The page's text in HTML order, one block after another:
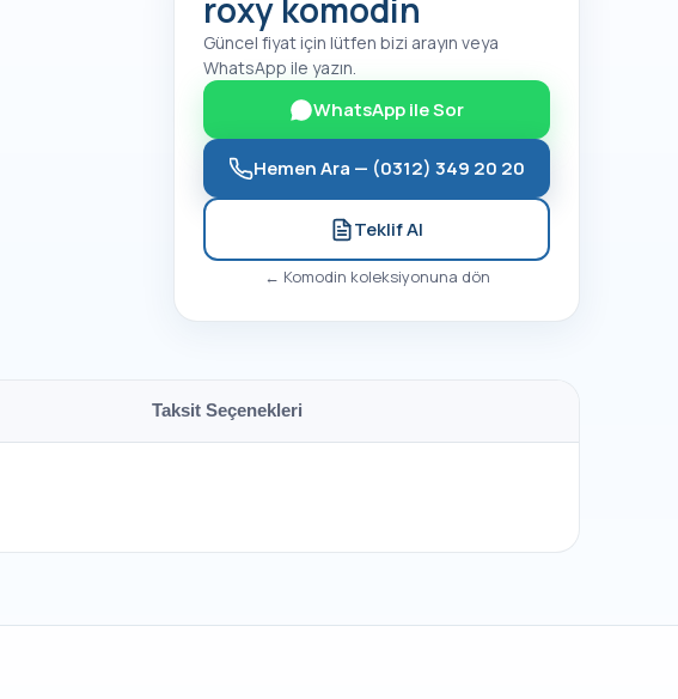
roxy komodin
Güncel fiyat için lütfen bizi arayın veya
WhatsApp ile yazın.
WhatsApp ile Sor
Hemen Ara — (0312) 349 20 20
Teklif Al
← Komodin koleksiyonuna dön
Taksit Seçenekleri